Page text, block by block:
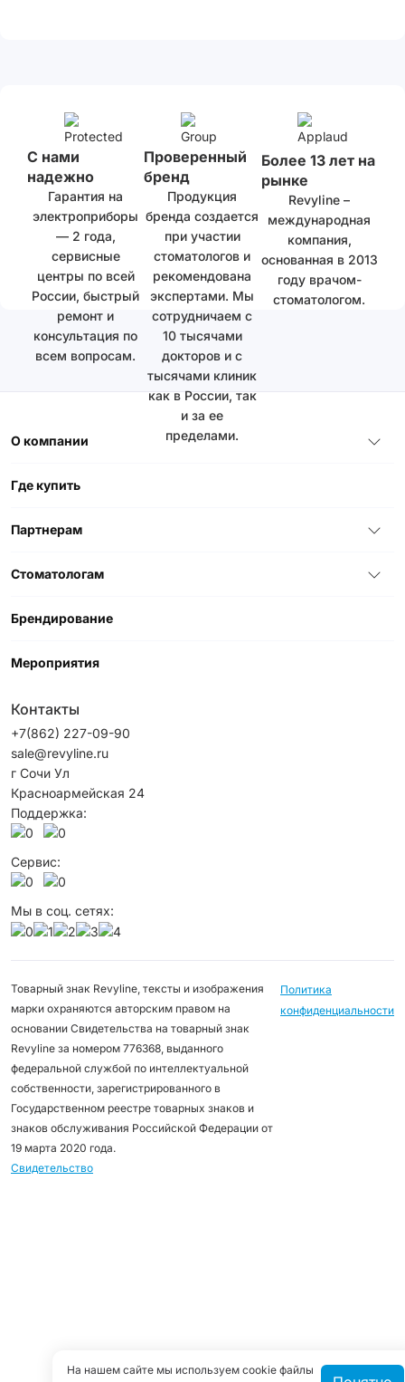
С нами
надежно
Гарантия на
электроприборы
— 2 года,
сервисные
центры по всей
России, быстрый
ремонт и
консультация по
всем вопросам.
Проверенный
бренд
Продукция
бренда создается
при участии
стоматологов и
рекомендована
экспертами. Мы
сотрудничаем с
10 тысячами
докторов и с
тысячами клиник
как в России, так
и за ее
пределами.
Более 13 лет на
рынке
Revyline –
международная
компания,
основанная в 2013
году врачом-
стоматологом.
О компании
Где купить
Партнерам
Стоматологам
Брендирование
Мероприятия
Контакты
+7(862) 227-09-90
sale@revyline.ru
г Сочи Ул
Красноармейская 24
Поддержка:
Сервис:
Мы в соц. сетях:
Товарный знак Revyline, тексты и изображения
марки охраняются авторским правом на
основании Свидетельства на товарный знак
Revyline за номером 776368, выданного
федеральной службой по интеллектуальной
собственности, зарегистрированного в
Государственном реестре товарных знаков и
знаков обслуживания Российской Федерации от
19 марта 2020 года.
Свидетельство
Политика
конфиденциальности
На нашем сайте мы используем cookie файлы